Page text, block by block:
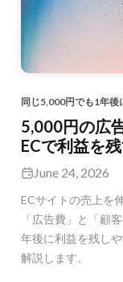
同じ5,000円でも1年後
5,000円の広
ECで利益を
June 24, 2026
ECサイトの売上を
「広告費」と「顧
年後に利益を残し
解説します。